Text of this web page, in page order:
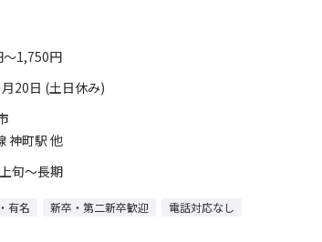
1,750円
20日 (土日休み)
神町駅 他
旬～長期
有名 新卒・第二新卒歓迎 電話対応なし